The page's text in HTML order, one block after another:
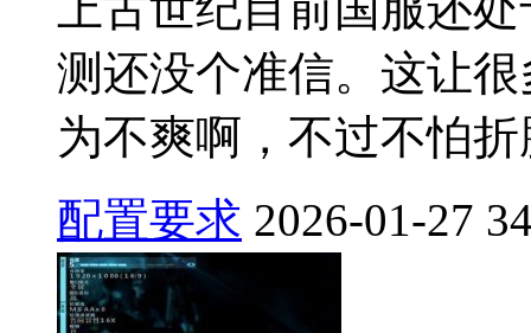
测还没个准信。这让
为不爽啊，不过不怕
配置要求 2026-01-27